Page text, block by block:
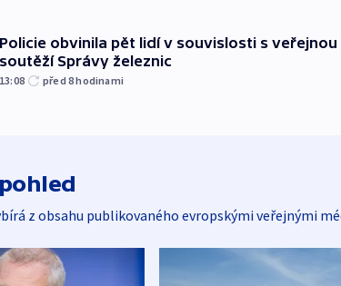
Policie obvinila pět lidí v souvislosti s veřejnou
soutěží Správy železnic
13:08 před 8hodinami
z obsahu publikovaného evropskými veřejnými